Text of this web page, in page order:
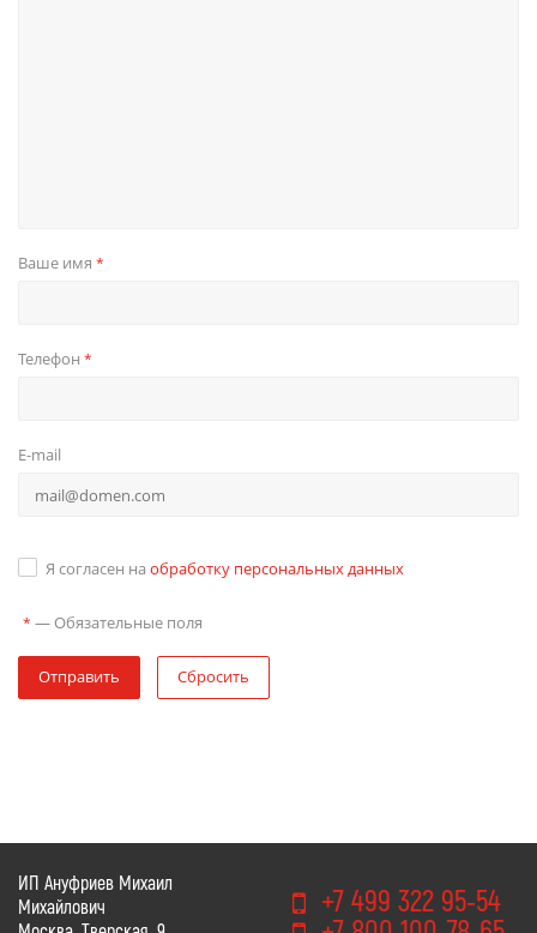
Ваше имя *
Телефон *
E-mail
Я согласен на обработку персональных данных
* — Обязательные поля
Отправить Сбросить
ИП Ануфриев Михаил
Михайлович
+7 499 322 95-54